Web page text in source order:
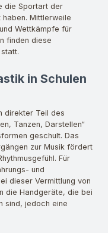
die Sportart der
haben. Mittlerweile
Wettkämpfe für
finden diese
in Schulen
direkter Teil des
Tanzen, Darstellen“
geschult. Das
zur Musik fördert
Für
und
dieser Vermittlung von
die Handgeräte, die bei
sind, jedoch eine